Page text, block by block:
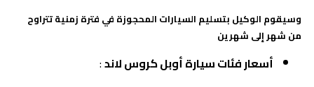
وسيقوم الوكيل بتسليم السيارات المحجوزة في فترة زمنية تتراوح
من شهر إلى شهرين
أسعار فئات سيارة أوبل كروس لاند: